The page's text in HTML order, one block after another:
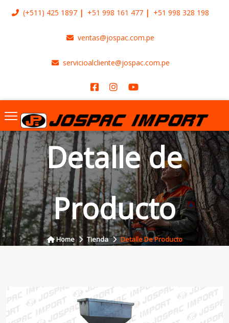
(+511) 425 1897 +51 998 161 477 +51 998 328 198
ventas@jospac.com.pe
servicioalcliente@jospac.com.pe
Detalle de
Producto
Home Tienda Detalle De Producto